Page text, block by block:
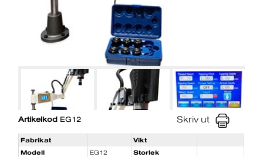
Artikelkod EG12 Skriv ut
Fabrikat
Vikt
Modell
EG12
Storlek